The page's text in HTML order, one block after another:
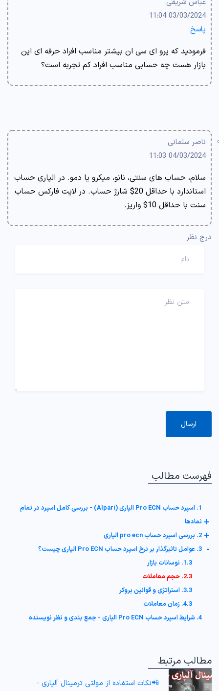
03/03/2024 11:04
پاسخ
فرمودید که پرو ای سی ان بیشتر مناسب افراد حرفه ای این
بازار هست چه حسابی مناسب افراد کم تجربه است؟
ناصر سلمانی
04/03/2024 11:03
سلام، حساب های سنتی، نانو، میکرو یا دمو. در الپاری حساب
استاندارد با حداقل 20$ شارژ حساب. در لایت فارکس حساب
سنت با حداقل 10$ واریز.
درج نظر
فهرست مطالب
1. اسپرد حساب Pro ECN الپاری (Alpari) - بررسی کامل اسپرد در تمام
نمادها +
2. بررسی اسپرد حساب pro ecn الپاری +
3. عوامل تاثیرگذار بر نرخ اسپرد حساب Pro ECN الپاری چیست؟ -
1.3. نوسانات بازار
2.3. حجم معاملات
3.3. استراتژی و قوانین بروکر
4.3. زمان معاملات
4. شرایط اسپرد حساب Pro ECN الپاری - جمع بندی و نظر نویسنده
مطالب مرتبط
📲نکات استفاده از مولتی ترمینال آلپاری -